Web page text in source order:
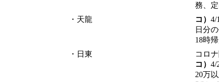
務、
・天龍
コ） 4/
日分
18時
・日東
コロ
コ） 4/
20万